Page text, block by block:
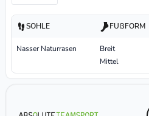
SOHLE
Nasser Naturrasen
FUßFORM
Breit
Mittel